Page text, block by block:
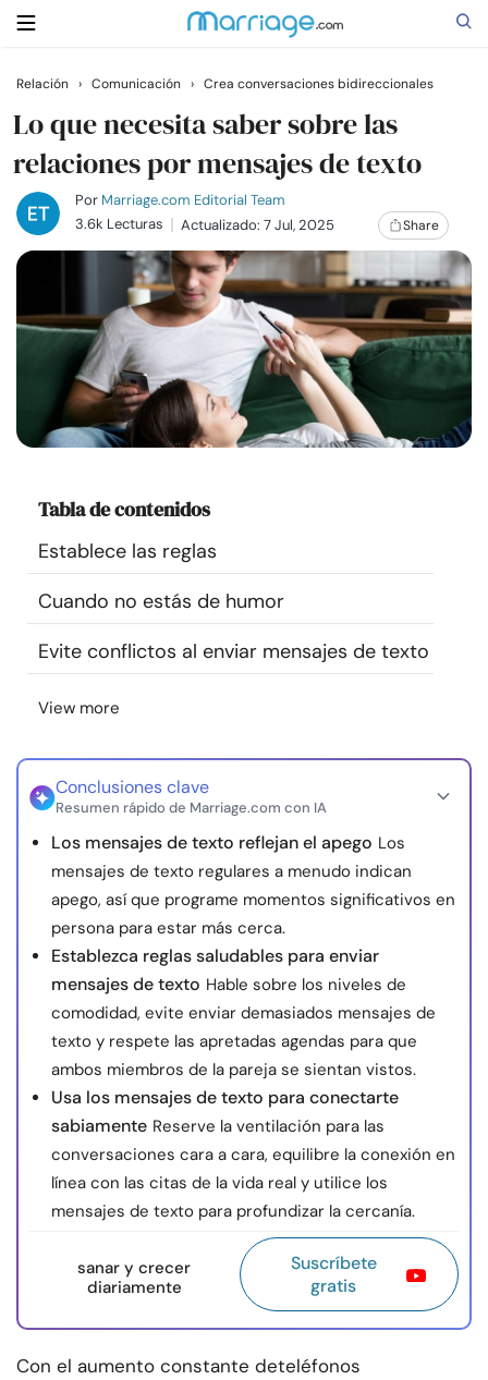
Buscar
Casarse
Relaciones
Familia
Ayuda
Cursos
Recursos
Comunidad
Sobre nosotros Contáctanos
nosotros
© Copyright 2026. Todos los derechos reservados.
Relación › Comunicación › Crea conversaciones bidireccionales
Lo que necesita saber sobre las
relaciones por mensajes de texto
Por Marriage.com Editorial Team
3.6k Lecturas
Actualizado: 7 Jul, 2025 Share
Tabla de contenidos
Establece las reglas
Cuando no estás de humor
Evite conflictos al enviar mensajes de texto
View more
Conclusiones clave
Resumen rápido de Marriage.com con IA
Los mensajes de texto reflejan el apego Los
mensajes de texto regulares a menudo indican
apego, así que programe momentos significativos en
persona para estar más cerca.
Establezca reglas saludables para enviar
mensajes de texto Hable sobre los niveles de
comodidad, evite enviar demasiados mensajes de
texto y respete las apretadas agendas para que
ambos miembros de la pareja se sientan vistos.
Usa los mensajes de texto para conectarte
sabiamente Reserve la ventilación para las
conversaciones cara a cara, equilibre la conexión en
línea con las citas de la vida real y utilice los
mensajes de texto para profundizar la cercanía.
sanar y crecer
diariamente
Suscríbete
gratis
Con el aumento constante deteléfonos